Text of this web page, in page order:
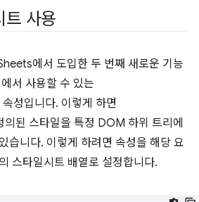
트 사용
에서 도입한 두 번째 새로운 기능
에서 사용할 수 있는
속성입니다. 이렇게 하면
의된 스타일을 특정 DOM 하위 트리에
습니다. 이렇게 하려면 속성을 해당 요
스타일시트 배열로 설정합니다.